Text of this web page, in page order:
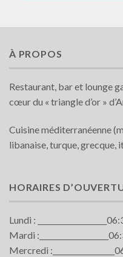
À PROPOS
Restaurant, bar et lounge
cœur du « triangle d’or »
Cuisine méditerranéenne
libanaise, turque, grecque,
HORAIRES
Lundi :
Mardi
Mercredi